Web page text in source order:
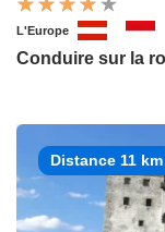
L'Europe
Conduire sur la
Distance 11 km